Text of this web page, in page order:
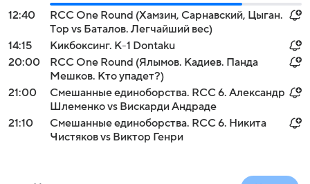
12:40
RCC One Round (Хамзин, Сарнавский, Цыган.
Тop vs Баталов. Легчайший вес)
14:15
Кикбоксинг. K-1 Dontaku
20:00
RCC One Round (Ялымов. Кадиев. Панда
Мешков. Кто упадет?)
21:00
Смешанные единоборства. RCC 6. Александр
Шлеменко vs Вискарди Андраде
21:10
Смешанные единоборства. RCC 6. Никита
Чистяков vs Виктор Генри